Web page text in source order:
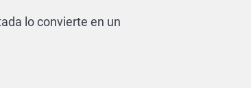
lo convierte en un